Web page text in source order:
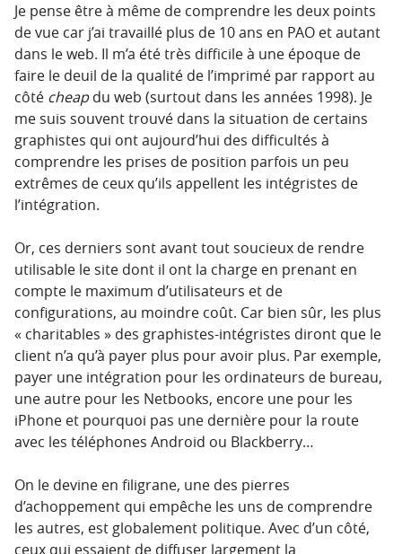
Je pense être à même de comprendre les deux points
de vue car j’ai travaillé plus de 10 ans en PAO et autant
dans le web. Il m’a été très difficile à une époque de
faire le deuil de la qualité de l’imprimé par rapport au
côté cheapdu web (surtout dans les années 1998). Je
me suis souvent trouvé dans la situation de certains
graphistes qui ont aujourd’hui des difficultés à
comprendre les prises de position parfois un peu
extrêmes de ceux qu’ils appellent les intégristes de
l’intégration.
Or, ces derniers sont avant tout soucieux de rendre
utilisable le site dont il ont la charge en prenant en
compte le maximum d’utilisateurs et de
configurations, au moindre coût. Car bien sûr, les plus
« charitables » des graphistes-intégristes diront que le
client n’a qu’à payer plus pour avoir plus. Par exemple,
payer une intégration pour les ordinateurs de bureau,
une autre pour les Netbooks, encore une pour les
iPhone et pourquoi pas une dernière pour la route
avec les téléphones Android ou Blackberry…
On le devine en filigrane, une des pierres
d’achoppement qui empêche les uns de comprendre
les autres, est globalement politique. Avec d’un côté,
ceux qui essaient de diffuser largement la